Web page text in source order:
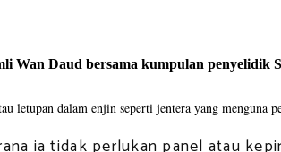
Wan Daud bersama kumpulan penyelidik
letupan dalam enjin seperti jentera yang menguna